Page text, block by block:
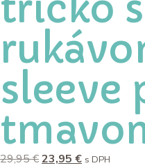
sleeve
29,95€23,95 € s DPH